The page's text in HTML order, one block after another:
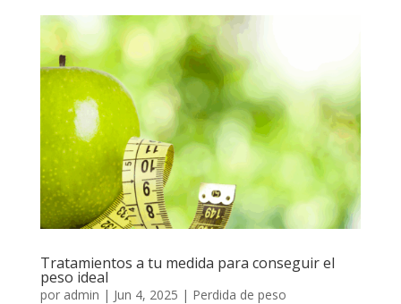
Tratamientos a tu medida para conseguir el
peso ideal
por admin | Jun 4, 2025 | Perdida de peso